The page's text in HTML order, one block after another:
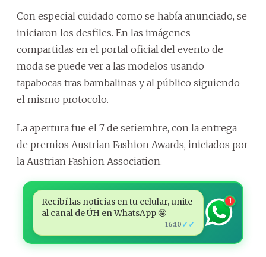
Con especial cuidado como se había anunciado, se
iniciaron los desfiles. En las imágenes
compartidas en el portal oficial del evento de
moda se puede ver a las modelos usando
tapabocas tras bambalinas y al público siguiendo
el mismo protocolo.
La apertura fue el 7 de setiembre, con la entrega
de premios Austrian Fashion Awards, iniciados por
la Austrian Fashion Association.
Recibí las noticias en tu celular, unite
al canal de ÚH en WhatsApp 🤩
16:10 ✓✓
1